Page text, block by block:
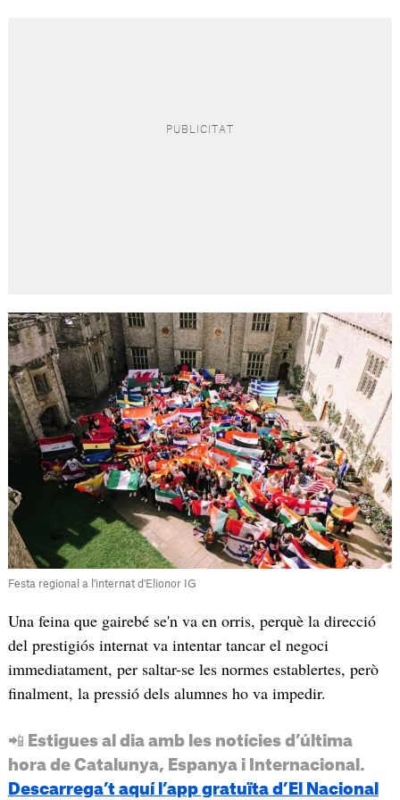
Festa regional a l'internat d'Elionor IG
Una feina que gairebé se'n va en orris, perquè la direcció
del prestigiós internat va intentar tancar el negoci
immediatament, per saltar-se les normes establertes, però
finalment, la pressió dels alumnes ho va impedir.
📲 Estigues al dia amb les notícies d’última
hora de Catalunya, Espanya i Internacional.
Descarrega’t aquí l’app gratuïta d’El Nacional